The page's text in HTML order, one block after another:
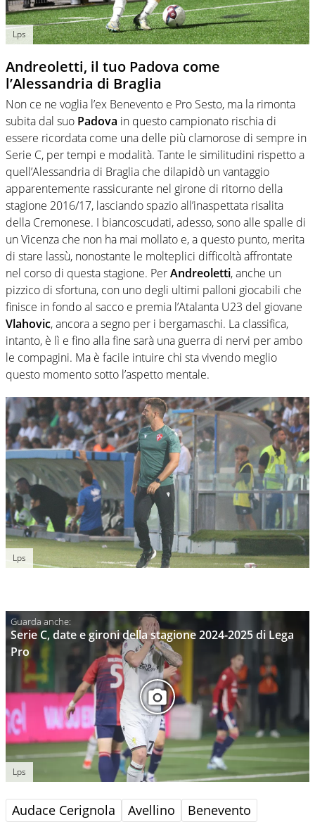
Lps
Andreoletti, il tuo Padova come
l’Alessandria di Braglia
Non ce ne voglia l’ex Benevento e Pro Sesto, ma la rimonta
subita dal suo Padova in questo campionato rischia di
essere ricordata come una delle più clamorose di sempre in
Serie C, per tempi e modalità. Tante le similitudini rispetto a
quell’Alessandria di Braglia che dilapidò un vantaggio
apparentemente rassicurante nel girone di ritorno della
stagione 2016/17, lasciando spazio all’inaspettata risalita
della Cremonese. I biancoscudati, adesso, sono alle spalle di
un Vicenza che non ha mai mollato e, a questo punto, merita
di stare lassù, nonostante le molteplici difficoltà affrontate
nel corso di questa stagione. PerAndreoletti, anche un
pizzico di sfortuna, con uno degli ultimi palloni giocabili che
finisce in fondo al sacco e premia l’Atalanta U23 del giovane
Vlahovic, ancora a segno per i bergamaschi. La classifica,
intanto, è lì e fino alla fine sarà una guerra di nervi per ambo
le compagini. Ma è facile intuire chi sta vivendo meglio
questo momento sotto l’aspetto mentale.
Lps
Serie C, date e gironi della stagione 2024-2025 di Lega
Pro
Lps
Audace Cerignola Avellino
Benevento